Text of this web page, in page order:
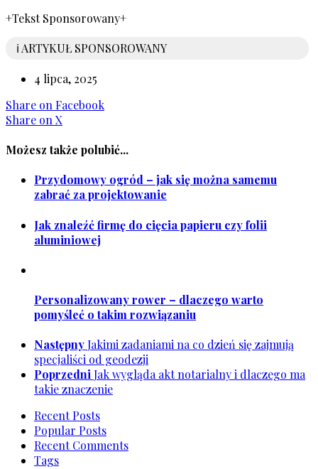
+Tekst Sponsorowany+
ℹ️ ARTYKUŁ SPONSOROWANY
4 lipca, 2025
Share on Facebook
Share on X
Możesz także polubić...
Przydomowy ogród – jak się można samemu
zabrać za projektowanie
Jak znaleźć firmę do cięcia papieru czy folii
aluminiowej
Personalizowany rower – dlaczego warto
pomyśleć o takim rozwiązaniu
NastępnyJakimi zadaniami na co dzień się zajmują
specjaliści od geodezji
PoprzedniJak wygląda akt notarialny i dlaczego ma
takie znaczenie
Recent Posts
Popular Posts
Recent Comments
Tags